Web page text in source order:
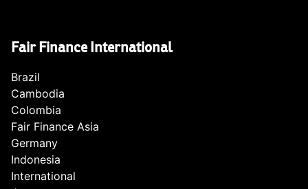
Fair Finance International
Brazil
Cambodia
Colombia
Fair Finance Asia
Germany
Indonesia
International